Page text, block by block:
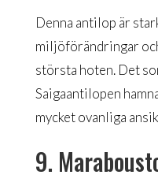
Denna antilop är
miljöförändringar
största hoten. Det
Saigaantilopen
mycket ovanliga
9.